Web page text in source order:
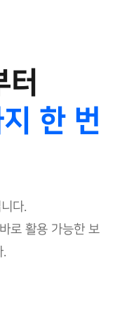
한 번
다.
로 활용 가능한 보
.